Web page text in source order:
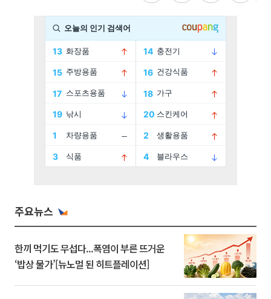
주요뉴스
한끼 먹기도 무섭다...폭염이 부른 뜨거운
‘밥상 물가’[뉴노멀 된 히트플레이션]